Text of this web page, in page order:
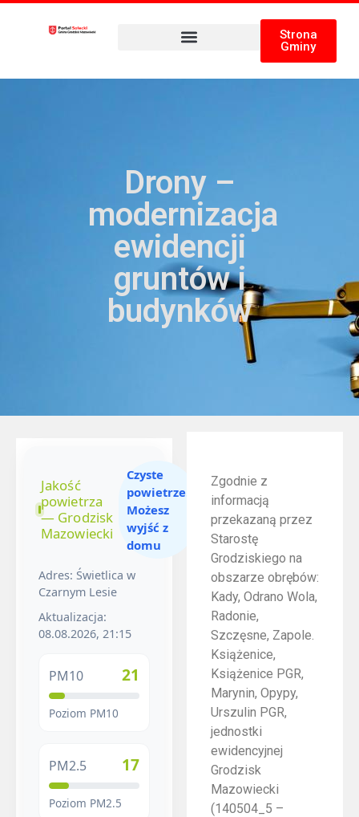
Strona
Gminy
Drony –
modernizacja
ewidencji
gruntów i
budynków
Jakość
powietrza
— Grodzisk
Mazowiecki
Czyste
powietrze.
Możesz
wyjść z
domu
Adres: Świetlica w
Czarnym Lesie
Aktualizacja:
08.08.2026, 21:15
PM10 21
Poziom PM10
PM2.5 17
Poziom PM2.5
Zgodnie z
informacją
przekazaną przez
Starostę
Grodziskiego na
obszarze obrębów:
Kady, Odrano Wola,
Radonie,
Szczęsne, Zapole.
Książenice,
Książenice PGR,
Marynin, Opypy,
Urszulin PGR,
jednostki
ewidencyjnej
Grodzisk
Mazowiecki
(140504_5 –